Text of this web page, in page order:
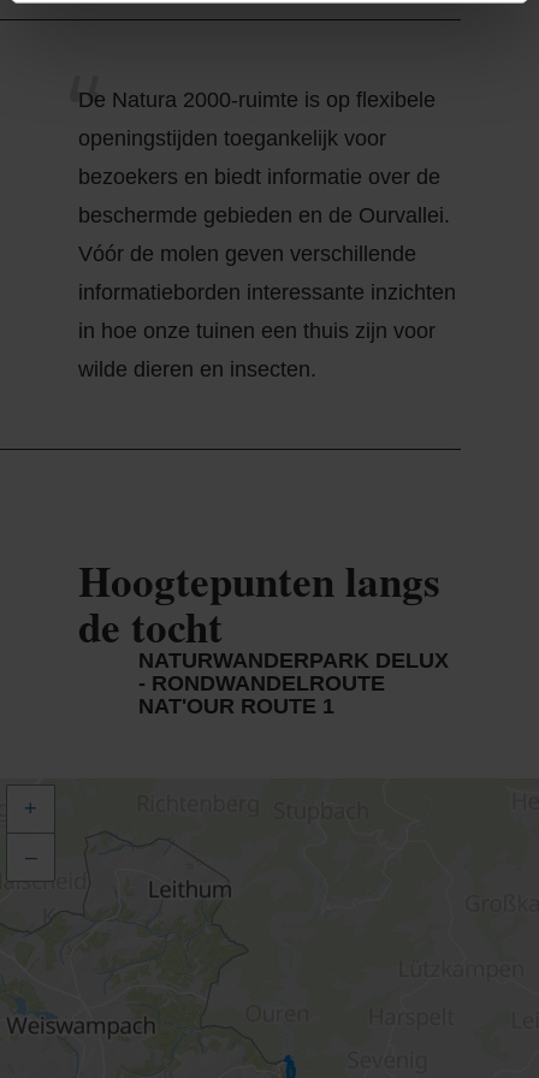
De Natura 2000-ruimte is op flexibele
openingstijden toegankelijk voor
bezoekers en biedt informatie over de
beschermde gebieden en de Ourvallei.
Vóór de molen geven verschillende
informatieborden interessante inzichten
in hoe onze tuinen een thuis zijn voor
wilde dieren en insecten.
Hoogtepunten langs
de tocht
NATURWANDERPARK DELUX
- RONDWANDELROUTE
NAT'OUR ROUTE 1
+
–